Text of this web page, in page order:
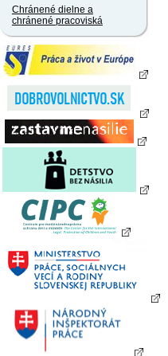
Chránené dielne a
chránené pracoviská